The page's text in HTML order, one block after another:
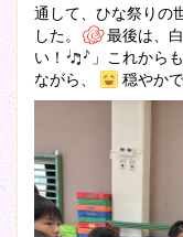
通して、ひな祭りの
した。
最後は、
い！
」これから
ながら、
穏やか